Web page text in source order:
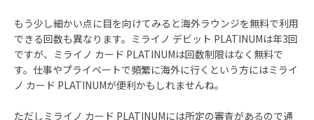
もう少し細かい点に目を向けてみると海外ラウンジを無料で利用
できる回数も異なります。ミライノ デビット PLATINUMは年3回
ですが、ミライノ カード PLATINUMは回数制限はなく無料で
す。仕事やプライベートで頻繁に海外に行くという方にはミライ
ノ カード PLATINUMが便利かもしれませんね。
ただしミライノ カード PLATINUMには所定の審査があるので通